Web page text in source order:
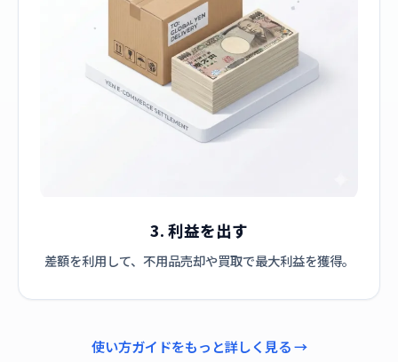
3. 利益を出す
差額を利用して、不用品売却や買取で最大利益を獲得。
使い方ガイドをもっと詳しく見る →